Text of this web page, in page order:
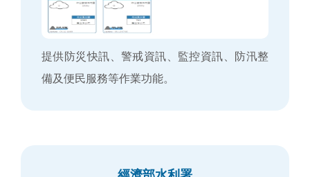
提供防災快訊、警戒資訊、監控資訊、防汛整
備及便民服務等作業功能。